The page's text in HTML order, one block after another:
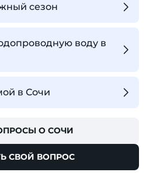
сезон
воду в
в Сочи
О СОЧИ
СВОЙ ВОПРОС